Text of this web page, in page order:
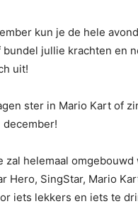
kun je de hele
jullie krachten en
uit!
ster in Mario Kart of
december!
zal helemaal
Hero, SingStar, Mario
iets lekkers en iets te